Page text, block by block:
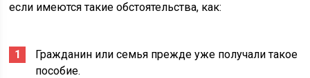
если имеются такие обстоятельства, как:
Гражданин или семья прежде уже получали такое
пособие.